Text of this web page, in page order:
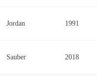
Jordan 1991
Sauber 2018